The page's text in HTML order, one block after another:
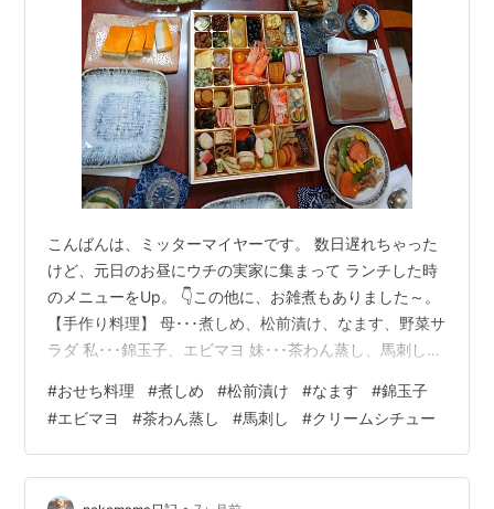
こんばんは、ミッターマイヤーです。 数日遅れちゃった
けど、元日のお昼にウチの実家に集まって ランチした時
のメニューをUp。 👇この他に、お雑煮もありました～。
【手作り料理】 母･･･煮しめ、松前漬け、なます、野菜サ
ラダ 私･･･錦玉子、エビマヨ 妹･･･茶わん蒸し、馬刺し
も６人では食べきれない量で、 残してしまった分はウ
チ、妹、弟夫婦で手分けして持って帰ることに､､､ ＊＊＊
＊＊＊＊＊＊＊＊＊＊＊＊＊＊＊＊＊＊＊＊＊＊＊＊＊
＊＊＊ そして、今日のウチの夕食のメニューは、クリー
#おせち料理 #煮しめ #松前漬け #なます #錦玉子
#エビマヨ #茶わん蒸し #馬刺し #クリームシチュー